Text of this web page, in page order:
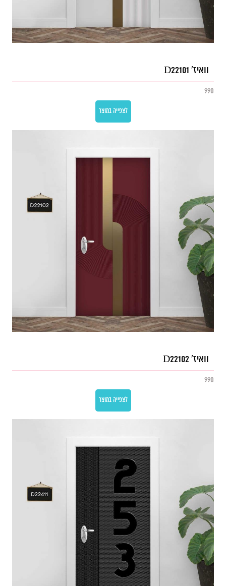
וואיז' D22101
990
לצפייה במוצר
וואיז' D22102
990
לצפייה במוצר